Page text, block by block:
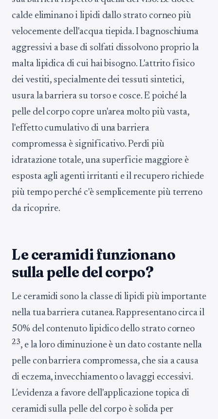
calde eliminano i lipidi dallo strato corneo più
velocemente dell'acqua tiepida. I bagnoschiuma
aggressivi a base di solfati dissolvono proprio la
malta lipidica di cui hai bisogno. L'attrito fisico
dei vestiti, specialmente dei tessuti sintetici,
usura la barriera su torso e cosce. E poiché la
pelle del corpo copre un'area molto più vasta,
l'effetto cumulativo di una barriera
compromessa è significativo. Perdi più
idratazione totale, una superficie maggiore è
esposta agli agenti irritanti e il recupero richiede
più tempo perché c'è semplicemente più terreno
da ricoprire.
Le ceramidi funzionano
sulla pelle del corpo?
Le ceramidi sono la classe di lipidi più importante
nella tua barriera cutanea. Rappresentano circa il
50% del contenuto lipidico dello strato corneo
23, e la loro diminuzione è un dato costante nella
pelle con barriera compromessa, che sia a causa
di eczema, invecchiamento o lavaggi eccessivi.
L'evidenza a favore dell'applicazione topica di
ceramidi sulla pelle del corpo è solida per